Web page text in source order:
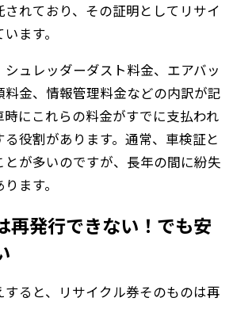
れており、その証明としてリサイ
ます。
ュレッダーダスト料金、エアバッ
金、情報管理料金などの内訳が記
にこれらの料金がすでに支払われ
役割があります。通常、車検証と
が多いのですが、長年の間に紛失
ます。
再発行できない！でも安
すると、リサイクル券そのものは再